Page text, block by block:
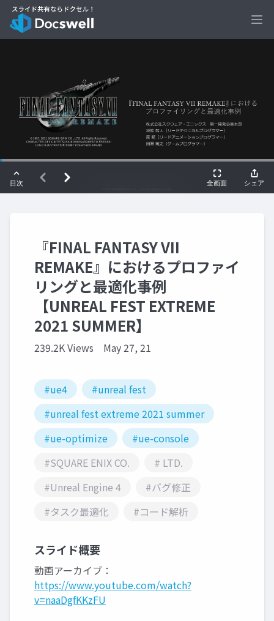
『FINAL FANTASY VII
REMAKE』におけるプロファイ
リングと最適化事例
【UNREAL FEST EXTREME
2021 SUMMER】
239.2K Views May 27, 21
#ue4
#unreal fest
#unreal fest extreme 2021 summer
#ue-optimize
#ue-console
#SQUARE ENIX CO.
# LTD.
#Unreal Engine 4
#バグ修正
#タスク最適化
#コード解析
スライド概要
動画アーカイブ：
https://www.youtube.com/watch?
v=naaDgfKKzFU